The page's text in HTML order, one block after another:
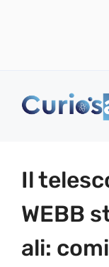
Il
WEBB
ali: